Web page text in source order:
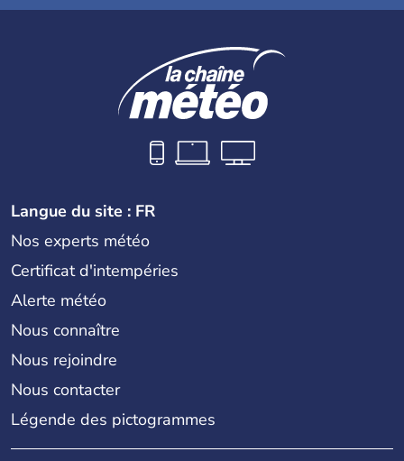
Langue du site : FR
Nos experts météo
Certificat d'intempéries
Alerte météo
Nous connaître
Nous rejoindre
Nous contacter
Légende des pictogrammes